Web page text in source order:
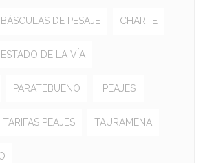
BÁSCULAS DE PESAJE CHARTE
ESTADO DE LA VÍA
PARATEBUENO PEAJES
TARIFAS PEAJES TAURAMENA